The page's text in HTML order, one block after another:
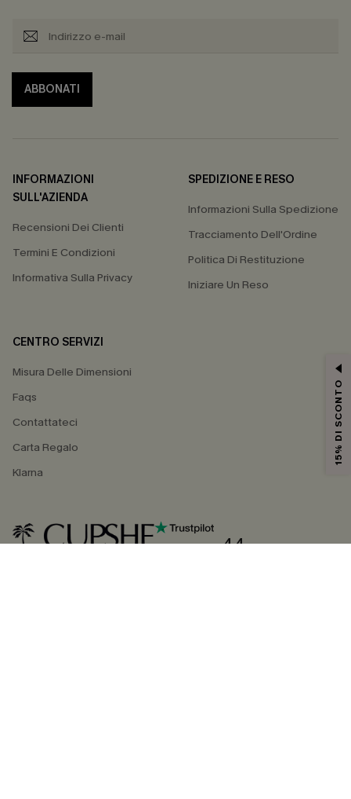
ABBONATI
INFORMAZIONI
SULL'AZIENDA
Recensioni Dei Clienti
Termini E Condizioni
Informativa Sulla Privacy
SPEDIZIONE E RESO
Informazioni Sulla Spedizione
Tracciamento Dell'Ordine
Politica Di Restituzione
Iniziare Un Reso
CENTRO SERVIZI
Misura Delle Dimensioni
Faqs
Contattateci
Carta Regalo
Klarna
4.4
15% DI SCONTO